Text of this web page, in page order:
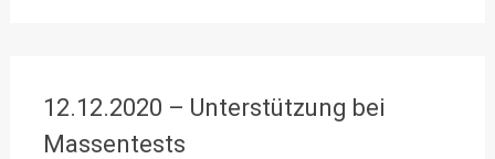
12.12.2020 – Unterstützung bei
Massentests